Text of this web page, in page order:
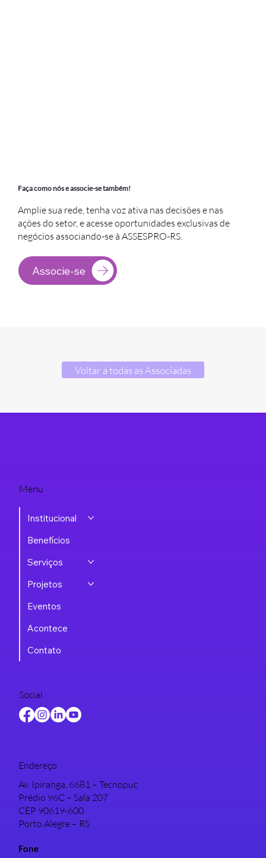
Voltar a todas as Associadas
Faça como nós e associe-se também!
Amplie sua rede, tenha voz ativa nas decisões e nas
ações do setor, e acesse oportunidades exclusivas de
negócios associando-se à ASSESPRO-RS.
Associe-se
Menu
Institucional
Benefícios
Serviços
Projetos
Eventos
Acontece
Contato
Social
Endereço
Av. Ipiranga, 6681 – Tecnopuc
Prédio 96C – Sala 207
CEP 90619-600
Porto Alegre – RS
Fone